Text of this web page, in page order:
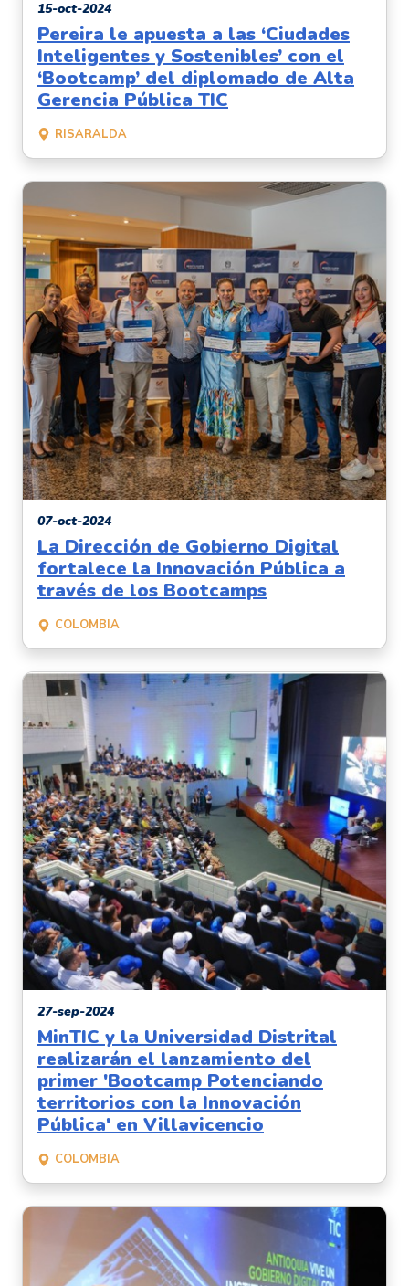
15-oct-2024
Pereira le apuesta a las ‘Ciudades
Inteligentes y Sostenibles’ con el
‘Bootcamp’ del diplomado de Alta
Gerencia Pública TIC
RISARALDA
07-oct-2024
La Dirección de Gobierno Digital
fortalece la Innovación Pública a
través de los Bootcamps
COLOMBIA
27-sep-2024
MinTIC y la Universidad Distrital
realizarán el lanzamiento del
primer 'Bootcamp Potenciando
territorios con la Innovación
Pública' en Villavicencio
COLOMBIA